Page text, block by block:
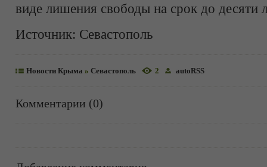
виде лишения свободы на срок до десяти
Источник: Севастополь
Новости Крыма » Севастополь 2 autoRSS
Комментарии (0)